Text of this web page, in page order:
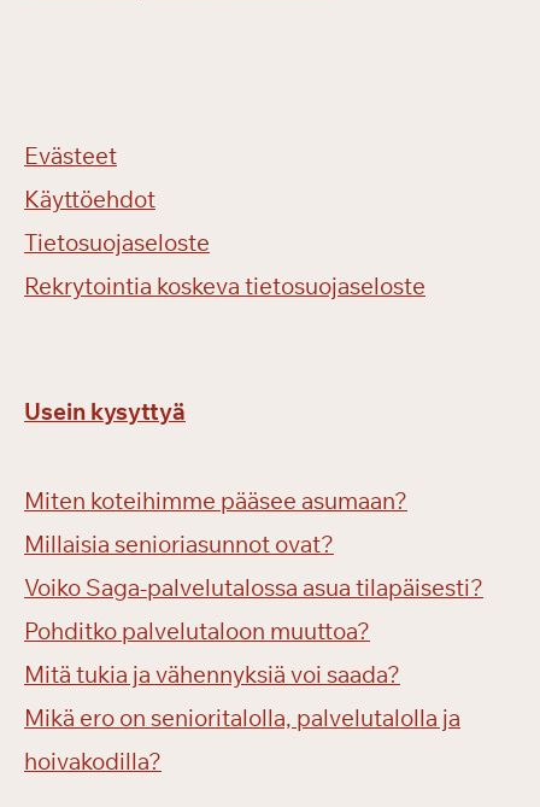
Evästeet
Käyttöehdot
Tietosuojaseloste
Rekrytointia koskeva tietosuojaseloste
Usein kysyttyä
Miten koteihimme pääsee asumaan?
Millaisia senioriasunnot ovat?
Voiko Saga-palvelutalossa asua tilapäisesti?
Pohditko palvelutaloon muuttoa?
Mitä tukia ja vähennyksiä voi saada?
Mikä ero on senioritalolla, palvelutalolla ja
hoivakodilla?